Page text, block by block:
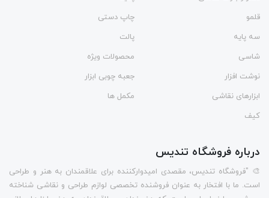
قلمو
چاپ دستی
سه پایه
پالت
شاسی
محصولات ویژه
نوشت افزار
جعبه چوبی ابزار
ابزارهای نقاشی
مکمل ها
کیف
درباره فروشگاه تندیس
🎨 "فروشگاه تندیس، مقصدی امیدوارکننده برای علاقمندان به هنر و طراحی
است. ما با افتخار به عنوان فروشنده تخصصی لوازم طراحی و نقاشی شناخته